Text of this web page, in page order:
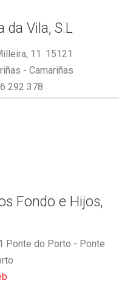
da Vila, S.L
11. 15121
- Camariñas
292 378
Fondo e Hijos,
Ponte do Porto - Ponte